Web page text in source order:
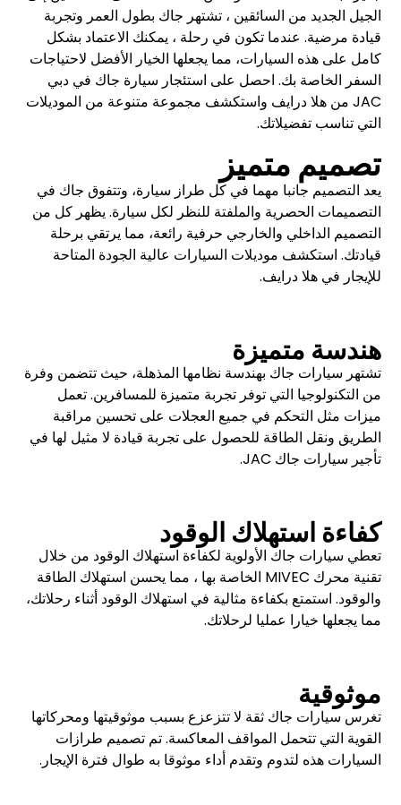
الجيل الجديد من السائقين ، تشتهر جاك بطول العمر وتجربة
قيادة مرضية. عندما تكون في رحلة ، يمكنك الاعتماد بشكل
كامل على هذه السيارات، مما يجعلها الخيار الأفضل لاحتياجات
السفر الخاصة بك. احصل على استئجار سيارة جاك في دبي
JAC من هلا درايف واستكشف مجموعة متنوعة من الموديلات
التي تناسب تفضيلاتك.
تصميم متميز
يعد التصميم جانبا مهما في كل طراز سيارة، وتتفوق جاك في
التصميمات الحصرية والملفتة للنظر لكل سيارة. يظهر كل من
التصميم الداخلي والخارجي حرفية رائعة، مما يرتقي برحلة
قيادتك. استكشف موديلات السيارات عالية الجودة المتاحة
للإيجار في هلا درايف.
هندسة متميزة
تشتهر سيارات جاك بهندسة نظامها المذهلة، حيث تتضمن وفرة
من التكنولوجيا التي توفر تجربة متميزة للمسافرين. تعمل
ميزات مثل التحكم في جميع العجلات على تحسين مراقبة
الطريق ونقل الطاقة للحصول على تجربة قيادة لا مثيل لها في
تأجير سيارات جاك JAC.
كفاءة استهلاك الوقود
تعطي سيارات جاك الأولوية لكفاءة استهلاك الوقود من خلال
تقنية محرك MIVEC الخاصة بها ، مما يحسن استهلاك الطاقة
والوقود. استمتع بكفاءة مثالية في استهلاك الوقود أثناء رحلاتك،
مما يجعلها خيارا عمليا لرحلاتك.
موثوقية
تغرس سيارات جاك ثقة لا تتزعزع بسبب موثوقيتها ومحركاتها
القوية التي تتحمل المواقف المعاكسة. تم تصميم طرازات
السيارات هذه لتدوم وتقدم أداء موثوقا به طوال فترة الإيجار.